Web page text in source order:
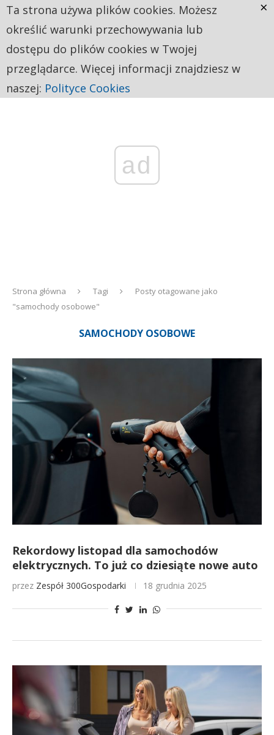
ad
Strona główna Tagi
Posty otagowane jako
"samochody osobowe"
SAMOCHODY OSOBOWE
Rekordowy listopad dla samochodów
elektrycznych. To już co dziesiąte nowe auto
przez Zespół 300Gospodarki 18 grudnia 2025
Ta strona używa plików cookies. Możesz
określić warunki przechowywania lub
dostępu do plików cookies w Twojej
przeglądarce. Więcej informacji znajdziesz w
naszej: Polityce Cookies
×